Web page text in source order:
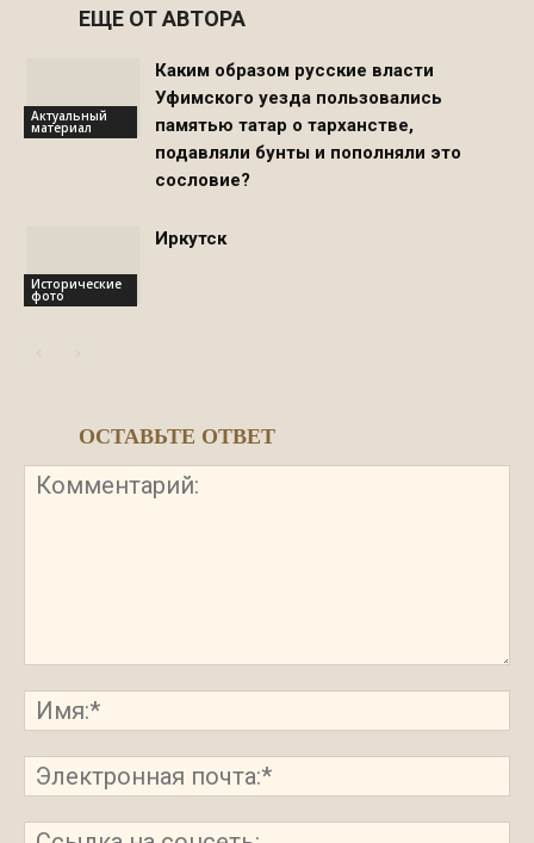
ЕЩЕ ОТ АВТОРА
Актуальный
материал
Каким образом русские власти
Уфимского уезда пользовались
памятью татар о тарханстве,
подавляли бунты и пополняли это
сословие?
Исторические
фото
Иркутск
ОСТАВЬТЕ ОТВЕТ